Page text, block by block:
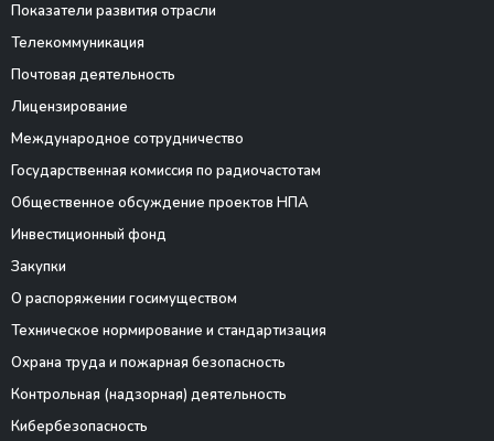
Показатели развития отрасли
Телекоммуникация
Почтовая деятельность
Лицензирование
Международное сотрудничество
Государственная комиссия по радиочастотам
Общественное обсуждение проектов НПА
Инвестиционный фонд
Закупки
О распоряжении госимуществом
Техническое нормирование и стандартизация
Охрана труда и пожарная безопасность
Контрольная (надзорная) деятельность
Кибербезопасность